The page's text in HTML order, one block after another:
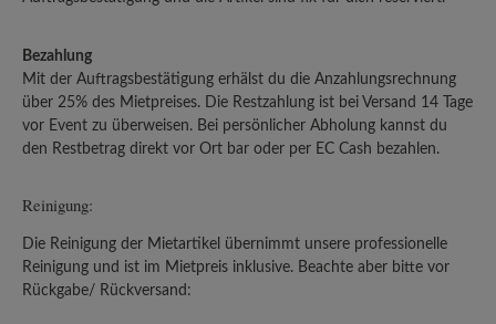
Bezahlung
Mit der Auftragsbestätigung erhälst du die Anzahlungsrechnung
über 25% des Mietpreises. Die Restzahlung ist bei Versand 14 Tage
vor Event zu überweisen. Bei persönlicher Abholung kannst du
den Restbetrag direkt vor Ort bar oder per EC Cash bezahlen.
Reinigung:
Die Reinigung der Mietartikel übernimmt unsere professionelle
Reinigung und ist im Mietpreis inklusive. Beachte aber bitte vor
Rückgabe/ Rückversand: